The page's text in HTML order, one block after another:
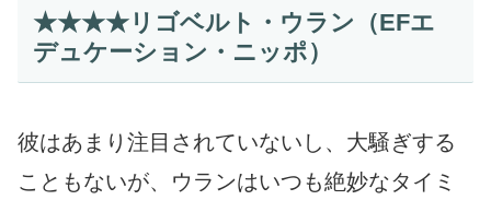
★★★★リゴベルト・ウラン（EFエ
デュケーション・ニッポ）
彼はあまり注目されていないし、大騒ぎする
こともないが、ウランはいつも絶妙なタイミ